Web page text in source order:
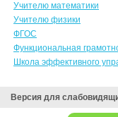
Учителю математики
Учителю физики
ФГОС
Функциональная
Школа эффективного
Версия для